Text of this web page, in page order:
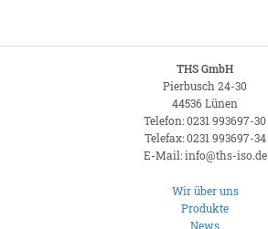
THS GmbH
Pierbusch 24-30
44536 Lünen
Telefon: 0231 993697-30
Telefax: 0231 993697-34
E-Mail: info@ths-iso.de
Wir über uns
Produkte
News